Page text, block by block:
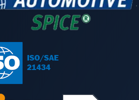
トフォンやスマートホームシステ
では、正確な位置追跡やデバイ
の「AirTag」があり、UWBを
物品の正確な位置追跡を提供
ち物を正確に見つけられるよう